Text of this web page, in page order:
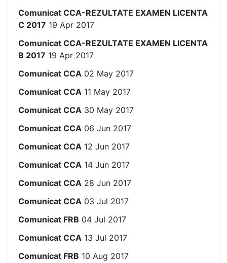
Comunicat CCA-REZULTATE EXAMEN LICENTA
C 2017 19 Apr 2017
Comunicat CCA-REZULTATE EXAMEN LICENTA
B 2017 19 Apr 2017
Comunicat CCA 02 May 2017
Comunicat CCA 11 May 2017
Comunicat CCA 30 May 2017
Comunicat CCA 06 Jun 2017
Comunicat CCA 12 Jun 2017
Comunicat CCA 14 Jun 2017
Comunicat CCA 28 Jun 2017
Comunicat CCA 03 Jul 2017
Comunicat FRB 04 Jul 2017
Comunicat CCA 13 Jul 2017
Comunicat FRB 10 Aug 2017